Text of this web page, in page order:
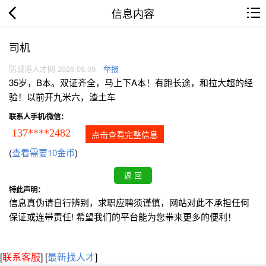
信息内容
司机
防城港人才网 2026.08.09 举报
35岁，B本。双证齐全，马上下A本！有跑长途，和拉大超的经
验！以前开九米六，渣土车
联系人手机/微信：
137****2482 点击查看完整信息
(查看需要10金币)
特此声明：
信息真伪请自行辨别，求职应聘须谨慎，网站对此不承担任何
保证或连带责任! 希望我们的平台能为您带来更多的便利！
[联系客服] [最新找人才]